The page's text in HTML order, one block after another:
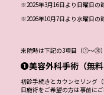
※2025年3月16日より日曜日の
※2026年10月7日より水曜日の
来院時は下記の3項目（①～③
❶美容外科手術（無
初診手続きとカウンセリング
日施術をご希望の方は事前にご